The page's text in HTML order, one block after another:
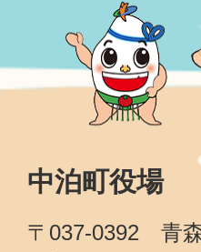
中泊町役場
〒037-0392 青